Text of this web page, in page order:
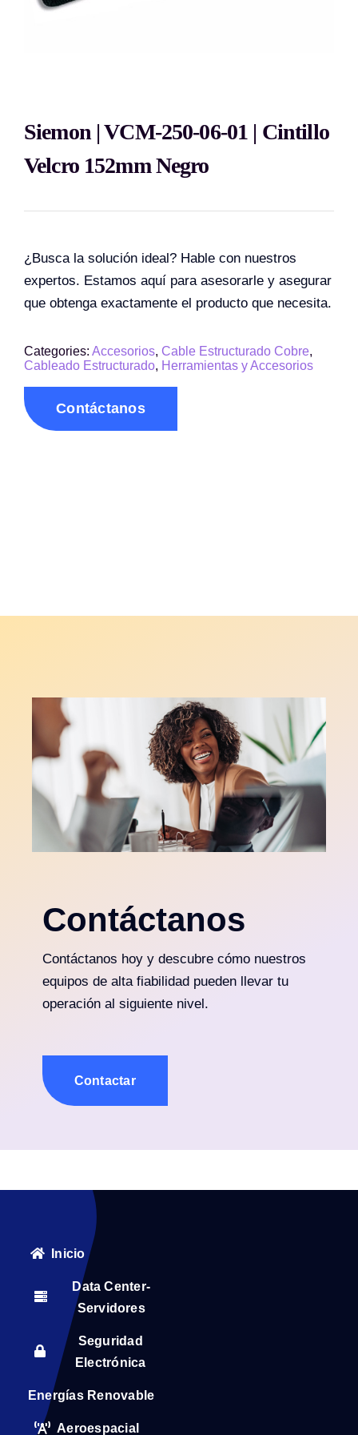
Siemon | VCM-250-06-01 | Cintillo
Velcro 152mm Negro
¿Busca la solución ideal? Hable con nuestros
expertos. Estamos aquí para asesorarle y asegurar
que obtenga exactamente el producto que necesita.
Categories: Accesorios, Cable Estructurado Cobre,
Cableado Estructurado, Herramientas y Accesorios
Contáctanos
Contáctanos
Contáctanos hoy y descubre cómo nuestros
equipos de alta fiabilidad pueden llevar tu
operación al siguiente nivel.
Contactar
Inicio
Data Center-
Servidores
Seguridad
Electrónica
Energías Renovable
Aeroespacial